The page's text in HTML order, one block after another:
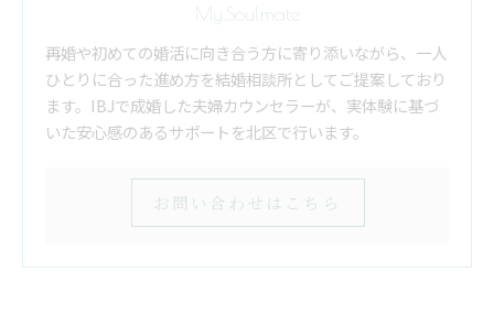
My.Soulmate
再婚や初めての婚活に向き合う方に寄り添いながら、一人
ひとりに合った進め方を結婚相談所としてご提案しており
ます。IBJで成婚した夫婦カウンセラーが、実体験に基づ
いた安心感のあるサポートを北区で行います。
お問い合わせはこちら